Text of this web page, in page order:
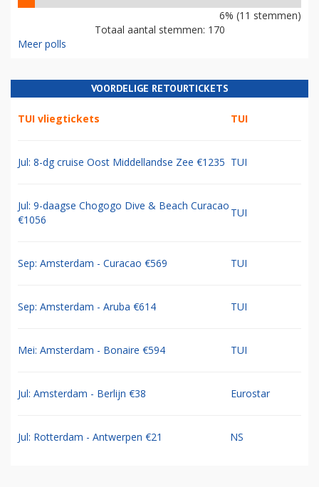
6% (11 stemmen)
Totaal aantal stemmen: 170
Meer polls
VOORDELIGE RETOURTICKETS
TUI vliegtickets TUI
Jul: 8-dg cruise Oost Middellandse Zee €1235 TUI
Jul: 9-daagse Chogogo Dive & Beach Curacao
€1056
TUI
Sep: Amsterdam - Curacao €569 TUI
Sep: Amsterdam - Aruba €614 TUI
Mei: Amsterdam - Bonaire €594 TUI
Jul: Amsterdam - Berlijn €38 Eurostar
Jul: Rotterdam - Antwerpen €21 NS